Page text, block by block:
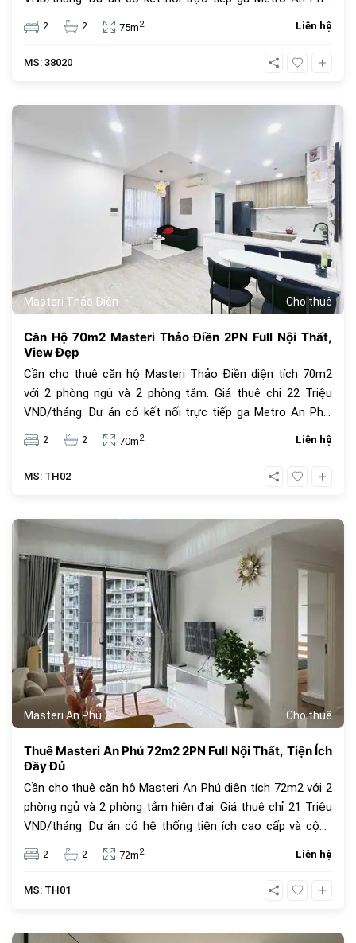
Cộng đồng cư dân người nước ngoài sinh sống, tiện ích
cao cấp. Lựa chọn lý tưởng tại khu vực Thảo Điền, Thủ
Đức.
2 2 75m2 Liên hệ
MS: 38020
Masteri Thảo Điền Cho thuê
445
Căn Hộ 70m2 Masteri Thảo Điền 2PN Full Nội Thất,
View Đẹp
Cần cho thuê căn hộ Masteri Thảo Điền diện tích 70m2
với 2 phòng ngủ và 2 phòng tắm. Giá thuê chỉ 22 Triệu
VND/tháng. Dự án có kết nối trực tiếp ga Metro An Phú.
Cộng đồng cư dân người nước ngoài văn minh, tiện ích
cao cấp. Lựa chọn lý tưởng tại khu vực Thảo Điền.
2 2 70m2 Liên hệ
MS: TH02
Masteri An Phú Cho thuê
Thuê Masteri An Phú 72m2 2PN Full Nội Thất, Tiện Ích
Đầy Đủ
Cần cho thuê căn hộ Masteri An Phú diện tích 72m2 với 2
phòng ngủ và 2 phòng tắm hiện đại. Giá thuê chỉ 21 Triệu
VND/tháng. Dự án có hệ thống tiện ích cao cấp và cộng
đồng người nước ngoài văn minh, lý tưởng cho các chuyên
gia làm việc tại Quận 2/Thủ Đức. Liên hệ xem nhà ngay.
2 2 72m2 Liên hệ
MS: TH01